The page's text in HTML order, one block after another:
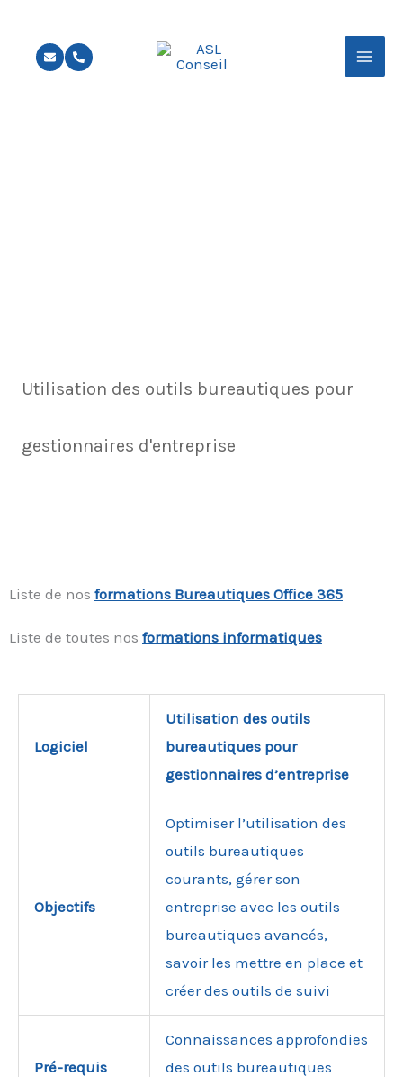
contenu
Utilisation des outils bureautiques pour
gestionnaires d'entreprise
Liste de nos formations Bureautiques Office 365
Liste de toutes nos formations informatiques
Logiciel
Utilisation des outils
bureautiques pour
gestionnaires d’entreprise
Objectifs
Optimiser l’utilisation des
outils bureautiques
courants, gérer son
entreprise avec les outils
bureautiques avancés,
savoir les mettre en place et
créer des outils de suivi
Pré-requis
Connaissances approfondies
des outils bureautiques